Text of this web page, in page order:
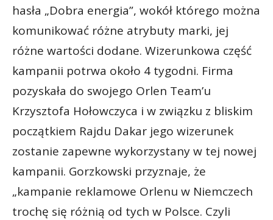
hasła „Dobra energia”, wokół którego można
komunikować różne atrybuty marki, jej
różne wartości dodane. Wizerunkowa część
kampanii potrwa około 4 tygodni. Firma
pozyskała do swojego Orlen Team’u
Krzysztofa Hołowczyca i w związku z bliskim
początkiem Rajdu Dakar jego wizerunek
zostanie zapewne wykorzystany w tej nowej
kampanii. Gorzkowski przyznaje, że
„kampanie reklamowe Orlenu w Niemczech
trochę się różnią od tych w Polsce. Czyli